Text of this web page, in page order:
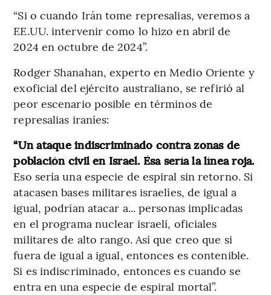
“Si o cuando Irán tome represalias, veremos a
EE.UU. intervenir como lo hizo en abril de
2024 en octubre de 2024”.
Rodger Shanahan, experto en Medio Oriente y
exoficial del ejército australiano, se refirió al
peor escenario posible en términos de
represalias iraníes:
“Un ataque indiscriminado contra zonas de
población civil en Israel. Ésa sería la línea roja.
Eso sería una especie de espiral sin retorno. Si
atacasen bases militares israelíes, de igual a
igual, podrían atacar a... personas implicadas
en el programa nuclear israelí, oficiales
militares de alto rango. Así que creo que si
fuera de igual a igual, entonces es contenible.
Si es indiscriminado, entonces es cuando se
entra en una especie de espiral mortal”.